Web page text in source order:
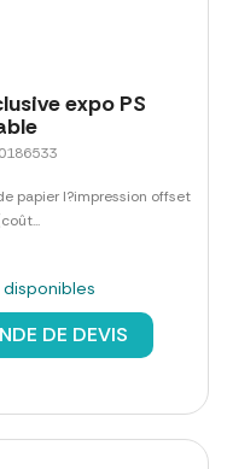
expo PS
papier l?impression offset
DE DEVIS